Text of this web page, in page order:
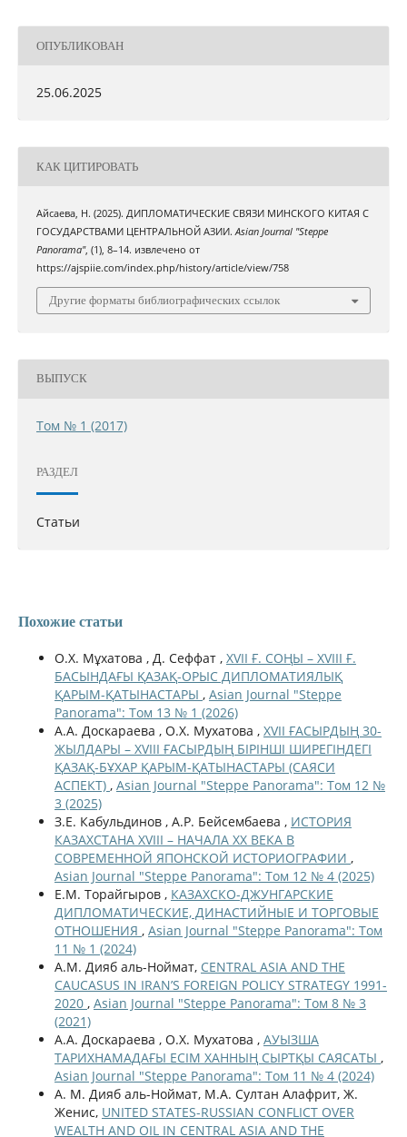
ОПУБЛИКОВАН
25.06.2025
КАК ЦИТИРОВАТЬ
Айсаева, Н. (2025). ДИПЛОМАТИЧЕСКИЕ СВЯЗИ МИНСКОГО КИТАЯ С
ГОСУДАРСТВАМИ ЦЕНТРАЛЬНОЙ АЗИИ.Asian Journal "Steppe
Panorama", (1), 8–14. извлечено от
https://ajspiie.com/index.php/history/article/view/758
Другие форматы библиографических ссылок
ВЫПУСК
Том № 1 (2017)
РАЗДЕЛ
Статьи
Похожие статьи
О.Х. Мұхатова , Д. Сеффат , XVII Ғ. СОҢЫ – XVIII Ғ.
БАСЫНДАҒЫ ҚАЗАҚ-ОРЫС ДИПЛОМАТИЯЛЫҚ
ҚАРЫМ-ҚАТЫНАСТАРЫ , Asian Journal "Steppe
Panorama": Том 13 № 1 (2026)
А.А. Доскараева , О.Х. Мухатова , XVII ҒАСЫРДЫҢ 30-
ЖЫЛДАРЫ – XVIIІ ҒАСЫРДЫҢ БІРІНШІ ШИРЕГІНДЕГІ
ҚАЗАҚ-БҰХАР ҚАРЫМ-ҚАТЫНАСТАРЫ (САЯСИ
АСПЕКТ) , Asian Journal "Steppe Panorama": Том 12 №
3 (2025)
З.Е. Кабульдинов , А.Р. Бейсембаева , ИСТОРИЯ
КАЗАХСТАНА XVIII – НАЧАЛА ХХ ВЕКА В
СОВРЕМЕННОЙ ЯПОНСКОЙ ИСТОРИОГРАФИИ ,
Asian Journal "Steppe Panorama": Том 12 № 4 (2025)
Е.М. Торайгыров , КАЗАХСКО-ДЖУНГАРСКИЕ
ДИПЛОМАТИЧЕСКИЕ, ДИНАСТИЙНЫЕ И ТОРГОВЫЕ
ОТНОШЕНИЯ , Asian Journal "Steppe Panorama": Том
11 № 1 (2024)
А.М. Дияб аль-Ноймат, CENTRAL ASIA AND THE
CAUCASUS IN IRAN’S FOREIGN POLICY STRATEGY 1991-
2020 , Asian Journal "Steppe Panorama": Том 8 № 3
(2021)
А.А. Доскараева , О.Х. Мухатова , АУЫЗША
ТАРИХНАМАДАҒЫ ЕСІМ ХАННЫҢ СЫРТҚЫ САЯСАТЫ ,
Asian Journal "Steppe Panorama": Том 11 № 4 (2024)
А. М. Дияб аль-Ноймат, М.А. Султан Алафрит, Ж.
Женис, UNITED STATES-RUSSIAN CONFLICT OVER
WEALTH AND OIL IN CENTRAL ASIA AND THE